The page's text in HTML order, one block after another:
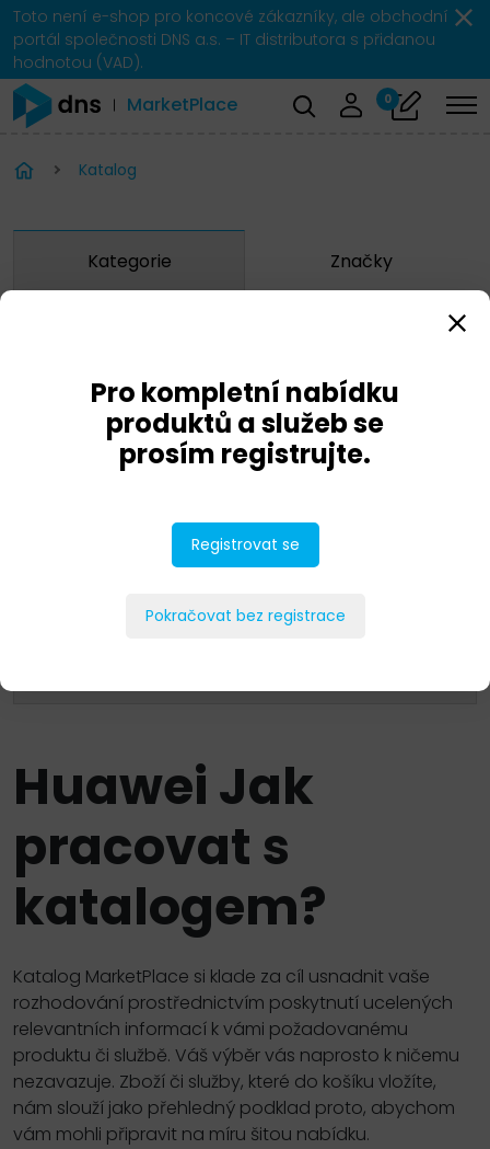
Toto není e-shop pro koncové zákazníky, ale obchodní
portál společnosti DNS a.s. – IT distributora s přidanou
hodnotou (VAD).
MarketPlace 0
Katalog
Kategorie Značky
Huawei
Huawei Jak
pracovat s
katalogem?
Katalog MarketPlace si klade za cíl usnadnit vaše
rozhodování prostřednictvím poskytnutí ucelených
relevantních informací k vámi požadovanému
produktu či službě. Váš výběr vás naprosto k ničemu
nezavazuje. Zboží či služby, které do košíku vložíte,
nám slouží jako přehledný podklad proto, abychom
vám mohli připravit na míru šitou nabídku.
Pro kompletní nabídku
produktů a služeb se
prosím registrujte.
Registrovat se
Pokračovat bez registrace